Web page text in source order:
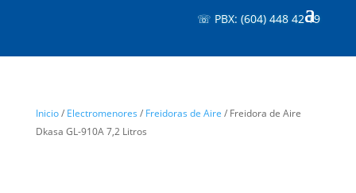
☏ PBX: (604) 448 42 19
Inicio/ Electromenores / Freidoras de Aire / Freidora de Aire
Dkasa GL-910A 7,2 Litros